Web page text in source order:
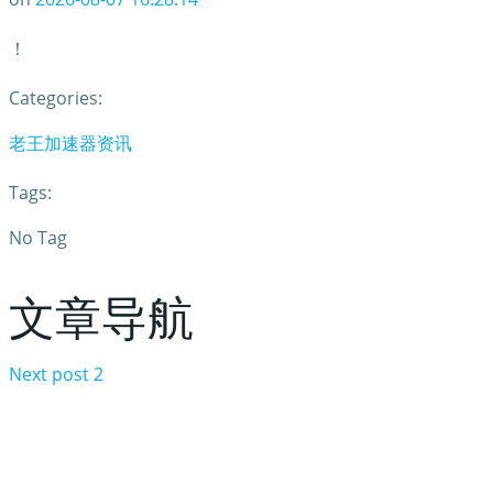
！
Categories:
老王加速器资讯
Tags:
No Tag
文章导航
Next post2